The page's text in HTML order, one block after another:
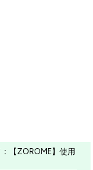
【ZOROME】使用